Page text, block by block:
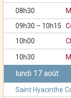
08h30
09h30 – 10h15
10h00
10h30
lundi 17 août
Saint Hyacinthe